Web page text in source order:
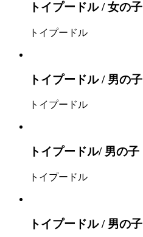
トイプードル / 女の子
トイプードル
トイプードル / 男の子
トイプードル
トイプードル/ 男の子
トイプードル
トイプードル / 男の子